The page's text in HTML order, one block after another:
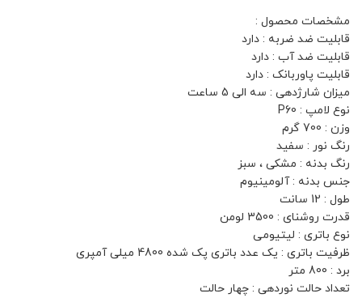
مشخصات محصول :
قابلیت ضد ضربه : دارد
قابلیت ضد آب : دارد
قابلیت پاوربانک : دارد
میزان شارژدهی : سه الی 5 ساعت
نوع لامپ : P60
وزن : 700 گرم
رنگ نور : سفید
رنگ بدنه : مشکی ، سبز
جنس بدنه : آلومینیوم
طول : 12 سانت
قدرت روشنای : 3500 لومن
نوع باتری : لیتیومی
ظرفیت باتری : یک عدد باتری پک شده 4800 میلی آمپری
برد : 800 متر
تعداد حالت نوردهی : چهار حالت